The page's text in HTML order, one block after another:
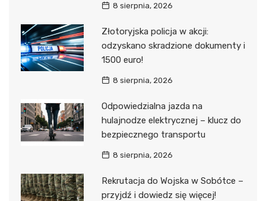
8 sierpnia, 2026
Złotoryjska policja w akcji:
odzyskano skradzione dokumenty i
1500 euro!
8 sierpnia, 2026
Odpowiedzialna jazda na
hulajnodze elektrycznej – klucz do
bezpiecznego transportu
8 sierpnia, 2026
Rekrutacja do Wojska w Sobótce –
przyjdź i dowiedz się więcej!